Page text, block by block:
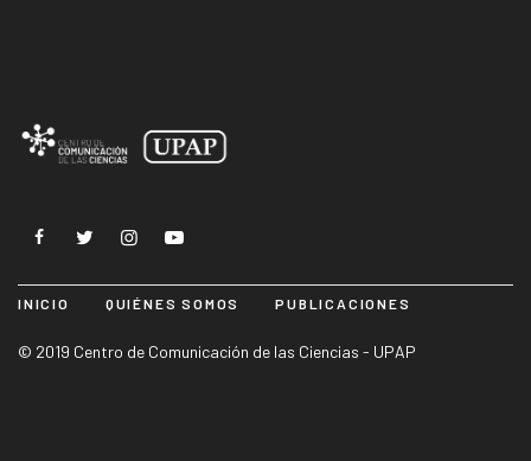
INICIO QUIÉNES SOMOS PUBLICACIONES
© 2019 Centro de Comunicación de las Ciencias - UPAP